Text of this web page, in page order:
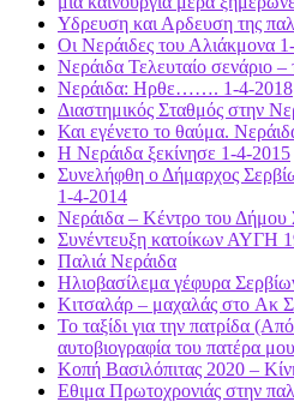
Υδρευση και Αρδευση της
Οι Νεράιδες του Αλιάκμονα
Νεράιδα Τελευταίο σενάριο
Νεράιδα: Ηρθε……. 1-4-2018
Διαστημικός Σταθμός στην
Και εγένετο το θαύμα.
Η Νεράιδα ξεκίνησε 1-4-2015
Συνελήφθη ο Δήμαρχος
1-4-2014
Νεράιδα – Κέντρο του Δήμου
Συνέντευξη κατοίκων ΑΥΓΗ
Παλιά Νεράιδα
Ηλιοβασίλεμα γέφυρα
Κιτσαλάρ – μαχαλάς στo Ακ
Το ταξίδι για την πατρίδα
αυτοβιογραφία του πατέρα
Κοπή Βασιλόπιτας 2020 –
Εθιμα Πρωτοχρονιάς στην